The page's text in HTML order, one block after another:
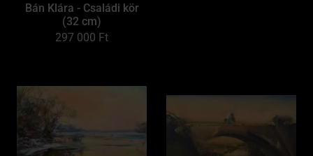
Bán Klára - Családi kör
(32 cm)
297 000 Ft